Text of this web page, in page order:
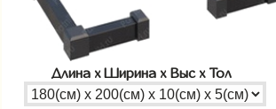
Длина x Ширина x Выс x Тол